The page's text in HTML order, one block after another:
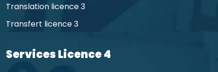
Translation licence 3
Transfert licence 3
Services Licence 4